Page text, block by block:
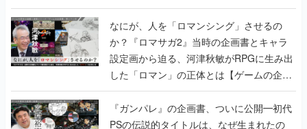
書】
なにが、人を「ロマンシング」させるの
か？『ロマサガ2』当時の企画書とキャラ
設定画から迫る、河津秋敏がRPGに生み出
した「ロマン」の正体とは【ゲームの企画
書】
『ガンパレ』の企画書、ついに公開━初代
PSの伝説的タイトルは、なぜ生まれたの